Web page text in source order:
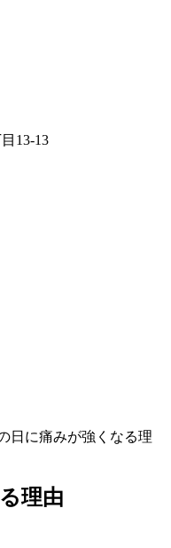
13-13
日に痛みが強くなる理
理由